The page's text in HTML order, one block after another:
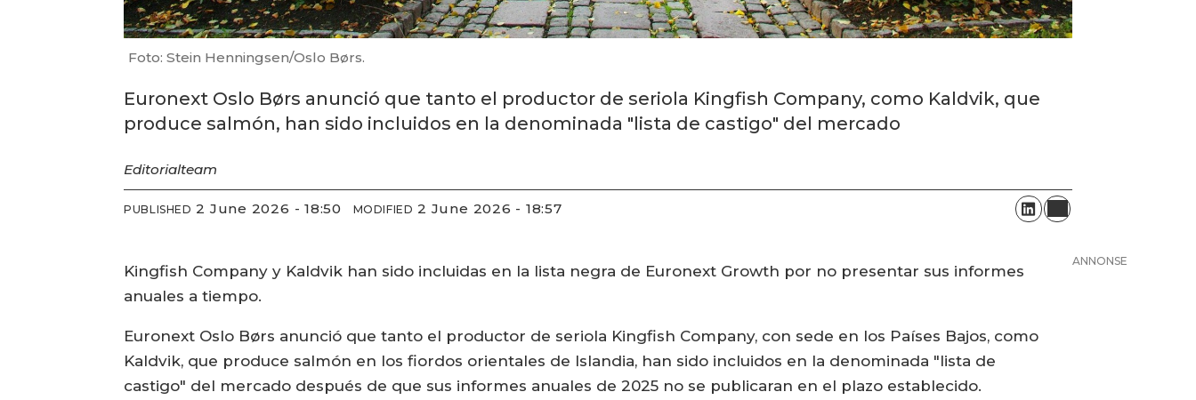
Foto: Stein Henningsen/Oslo Børs.
Euronext Oslo Børs anunció que tanto el productor de seriola Kingfish Company, como Kaldvik, que
produce salmón, han sido incluidos en la denominada "lista de castigo" del mercado
Editorialteam
PUBLISHED 2 June 2026 - 18:50 MODIFIED 2 June 2026 - 18:57
ANNONSE
Kingfish Company y Kaldvik han sido incluidas en la lista negra de Euronext Growth por no presentar sus informes
anuales a tiempo.
Euronext Oslo Børs anunció que tanto el productor de seriola Kingfish Company, con sede en los Países Bajos, como
Kaldvik, que produce salmón en los fiordos orientales de Islandia, han sido incluidos en la denominada "lista de
castigo" del mercado después de que sus informes anuales de 2025 no se publicaran en el plazo establecido.